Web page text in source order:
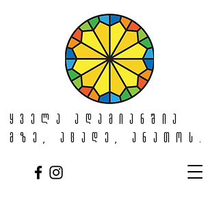
ყველა ადამიანშია
მზე, აცადე, ანათოს.